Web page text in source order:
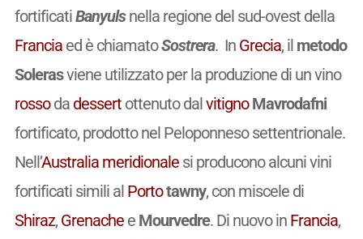
fortificatiBanyuls nella regione del sud-ovest della
Franciaed è chiamatoSostrera. In Grecia, il metodo
Solerasviene utilizzato per la produzione di un vino
rossoda dessertottenuto dalvitigno Mavrodafni
fortificato, prodotto nel Peloponneso settentrionale.
Nell’Australia meridionalesi producono alcuni vini
fortificati simili al Portotawny, con miscele di
Shiraz, Grenachee Mourvedre. Di nuovo in Francia,